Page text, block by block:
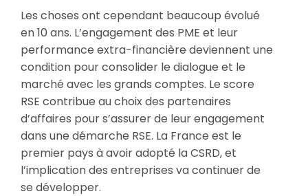
Les choses ont cependant beaucoup évolué
en 10 ans. L’engagement des PME et leur
performance extra-financière deviennent une
condition pour consolider le dialogue et le
marché avec les grands comptes. Le score
RSE contribue au choix des partenaires
d’affaires pour s’assurer de leur engagement
dans une démarche RSE. La France est le
premier pays à avoir adopté la CSRD, et
l’implication des entreprises va continuer de
se développer.